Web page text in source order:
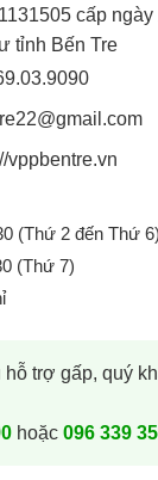
website
thoại:
cấp
tỉnh Bến Tre
vppbentre.vn
(Thứ 2 đến Thứ 6)
(Thứ 7)
hỗ trợ gấp, quý
hoặc 096 339